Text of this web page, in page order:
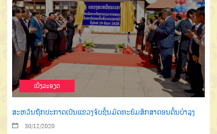
ເບີ່ງລະອຽດ
ສະຫວັນຖືກປະກາດເປັນແຂວງຈົບຊັ້ນມັດທະຍົມສຶກສາຕອນຕົ້ນບໍາລຸງ
30/12/2020